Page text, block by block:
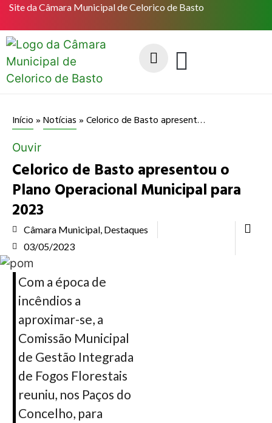
Site da Câmara Municipal de Celorico de Basto
Início»Notícias» Celorico de Basto apresentou o Plano Operacional Municipal para 2023
Ouvir
Celorico de Basto apresentou o
Plano Operacional Municipal para
2023
Câmara Municipal, Destaques
03/05/2023
Com a época de
incêndios a
aproximar-se, a
Comissão Municipal
de Gestão Integrada
de Fogos Florestais
reuniu, nos Paços do
Concelho, para